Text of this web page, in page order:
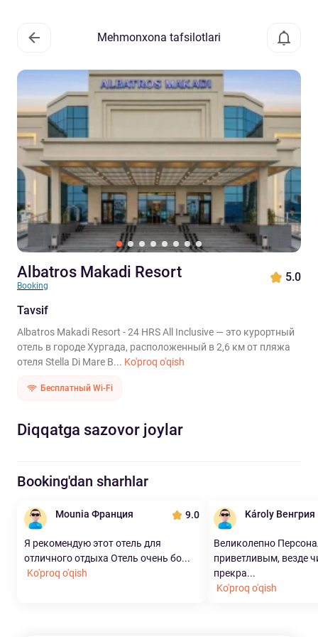
Mehmonxona tafsilotlari
Albatros Makadi Resort
Booking
5.0
Tavsif
Albatros Makadi Resort - 24 HRS All Inclusive — это курортный
отель в городе Хургада, расположенный в 2,6 км от пляжа
отеля Stella Di Mare B... Ko'proq o'qish
Бесплатный Wi-Fi
Diqqatga sazovor joylar
Booking'dan sharhlar
Mounia Франция 9.0
Я рекомендую этот отель для
отличного отдыха Отель очень бо...
Ko'proq o'qish
Károly Венгрия
Великолепно
приветливым, везде
прекра...
Ko'proq o'qish